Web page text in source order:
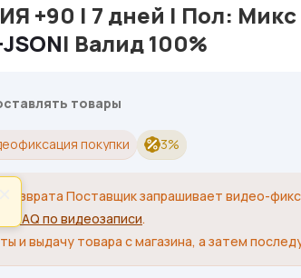
+90 | 7 дней | Пол:
| Валид 100%
товары
покупки 3%
Поставщик запрашивает видео-
FAQ по видеозаписи.
и выдачу товара с магазина, а затем